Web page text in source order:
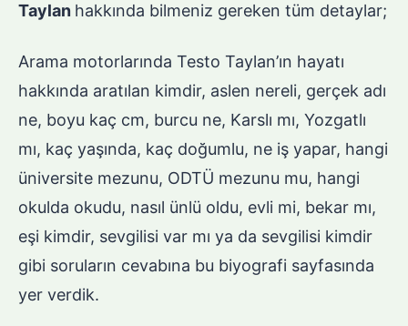
Taylan hakkında bilmeniz gereken tüm detaylar;
Arama motorlarında Testo Taylan’ın hayatı
hakkında aratılan kimdir, aslen nereli, gerçek adı
ne, boyu kaç cm, burcu ne, Karslı mı, Yozgatlı
mı, kaç yaşında, kaç doğumlu, ne iş yapar, hangi
üniversite mezunu, ODTÜ mezunu mu, hangi
okulda okudu, nasıl ünlü oldu, evli mi, bekar mı,
eşi kimdir, sevgilisi var mı ya da sevgilisi kimdir
gibi soruların cevabına bu biyografi sayfasında
yer verdik.